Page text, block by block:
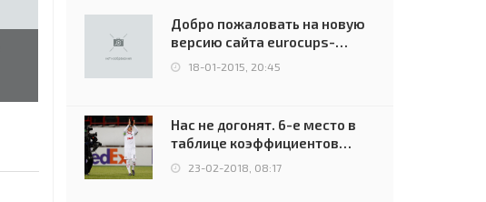
32. A.G.F. Århus (DEN) - Sevilla
Futbol Club S.A.D. (ESP)..
228. FC Differdange 03 (LUX) -
Добро пожаловать на новую
версию сайта eurocups-
uefa.ru
18-01-2015, 20:45
Нас не догонят. 6-е место в
таблице коэффициентов
УЕФА остаётся за Россией
23-02-2018, 08:17